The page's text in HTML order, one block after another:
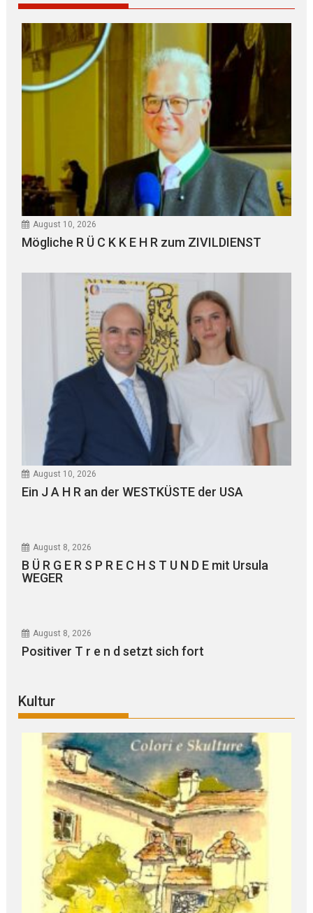
August 10, 2026
Mögliche R Ü C K K E H R zum ZIVILDIENST
August 10, 2026
Ein J A H R an der WESTKÜSTE der USA
August 8, 2026
B Ü R G E R S P R E C H S T U N D E mit Ursula
WEGER
August 8, 2026
Positiver T r e n d setzt sich fort
Kultur